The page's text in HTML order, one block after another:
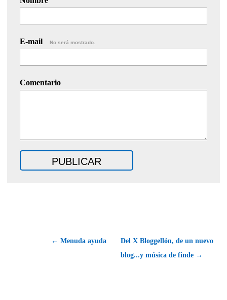
E-mail No será mostrado.
Comentario
← Menuda ayuda
Del X Bloggellón, de un nuevo
blog...y música de finde →